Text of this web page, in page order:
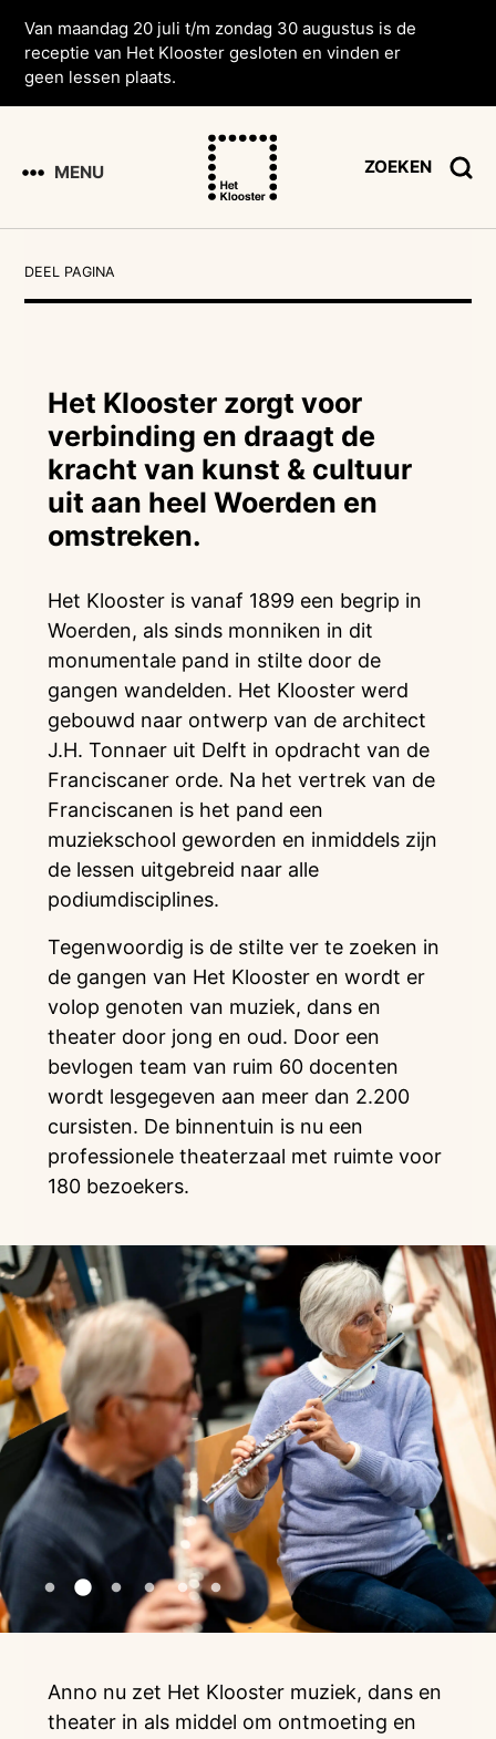
Van maandag 20 juli t/m zondag 30 augustus is de
receptie van Het Klooster gesloten en vinden er
geen lessen plaats.
MENU ZOEKEN
DEEL PAGINA
Het Klooster zorgt voor
verbinding en draagt de
kracht van kunst & cultuur
uit aan heel Woerden en
omstreken.
Het Klooster is vanaf 1899 een begrip in
Woerden, als sinds monniken in dit
monumentale pand in stilte door de
gangen wandelden. Het Klooster werd
gebouwd naar ontwerp van de architect
J.H. Tonnaer uit Delft in opdracht van de
Franciscaner orde. Na het vertrek van de
Franciscanen is het pand een
muziekschool geworden en inmiddels zijn
de lessen uitgebreid naar alle
podiumdisciplines.
Tegenwoordig is de stilte ver te zoeken in
de gangen van Het Klooster en wordt er
volop genoten van muziek, dans en
theater door jong en oud. Door een
bevlogen team van ruim 60 docenten
wordt lesgegeven aan meer dan 2.200
cursisten. De binnentuin is nu een
professionele theaterzaal met ruimte voor
180 bezoekers.
Anno nu zet Het Klooster muziek, dans en
theater in als middel om ontmoeting en